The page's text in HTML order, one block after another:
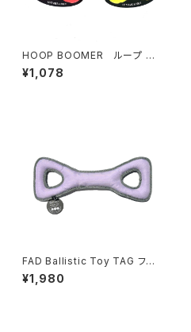
HOOP BOOMER ループ ブ
ーマー
¥1,078
FAD Ballistic Toy TAG ファッ
ド バリスティックトイ タグ
¥1,980